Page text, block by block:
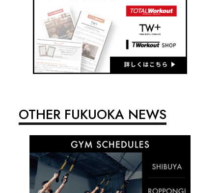
OTHER FUKUOKA NEWS